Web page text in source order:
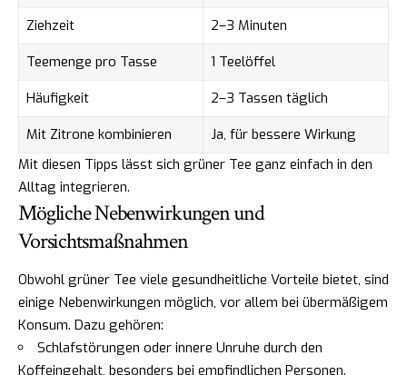
Ziehzeit
2–3 Minuten
Teemenge pro Tasse
1 Teelöffel
Häufigkeit
2–3 Tassen täglich
Mit Zitrone kombinieren
Ja, für bessere Wirkung
Mit diesen Tipps lässt sich grüner Tee ganz einfach in den
Alltag integrieren.
Mögliche Nebenwirkungen und
Vorsichtsmaßnahmen
Obwohl grüner Tee viele gesundheitliche Vorteile bietet, sind
einige Nebenwirkungen möglich, vor allem bei übermäßigem
Konsum. Dazu gehören:
Schlafstörungen oder innere Unruhe durch den
Koffeingehalt, besonders bei empfindlichen Personen.